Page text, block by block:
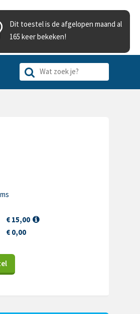
€ 15,00
€ 0,00
Dit toestel is de afgelopen maand al
165 keer bekeken!